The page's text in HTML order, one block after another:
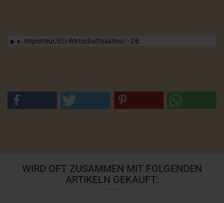
Importeur/EU-Wirtschaftsakteur: - DE
WIRD OFT ZUSAMMEN MIT FOLGENDEN
ARTIKELN GEKAUFT: